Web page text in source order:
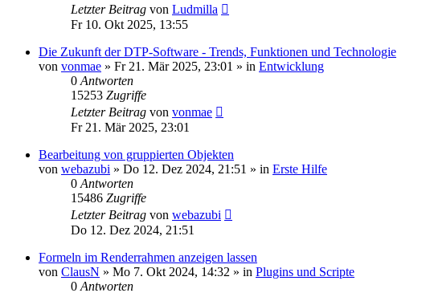
Letzter Beitrag von Ludmilla
Fr 10. Okt 2025, 13:55
Die Zukunft der DTP-Software - Trends, Funktionen und Technologie
von vonmae » Fr 21. Mär 2025, 23:01 » in Entwicklung
0 Antworten
15253 Zugriffe
Letzter Beitrag von vonmae
Fr 21. Mär 2025, 23:01
Bearbeitung von gruppierten Objekten
von webazubi » Do 12. Dez 2024, 21:51 » in Erste Hilfe
0 Antworten
15486 Zugriffe
Letzter Beitrag von webazubi
Do 12. Dez 2024, 21:51
Formeln im Renderrahmen anzeigen lassen
von ClausN » Mo 7. Okt 2024, 14:32 » in Plugins und Scripte
0 Antworten